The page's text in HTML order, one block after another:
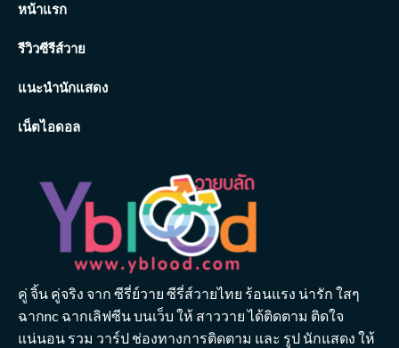
หน้าแรก
รีวิวซีรีส์วาย
แนะนำนักแสดง
เน็ตไอดอล
คู่ จิ้น คู่จริง จาก ซีรี่ย์วาย ซีรี่ส์วายไทย ร้อนแรง น่ารัก ใสๆ
ฉากnc ฉากเลิฟซีน บนเว็บ ให้ สาววาย ได้ติดตาม ติดใจ
แน่นอน รวม วาร์ป ช่องทางการติดตาม และ รูป นักแสดง ให้